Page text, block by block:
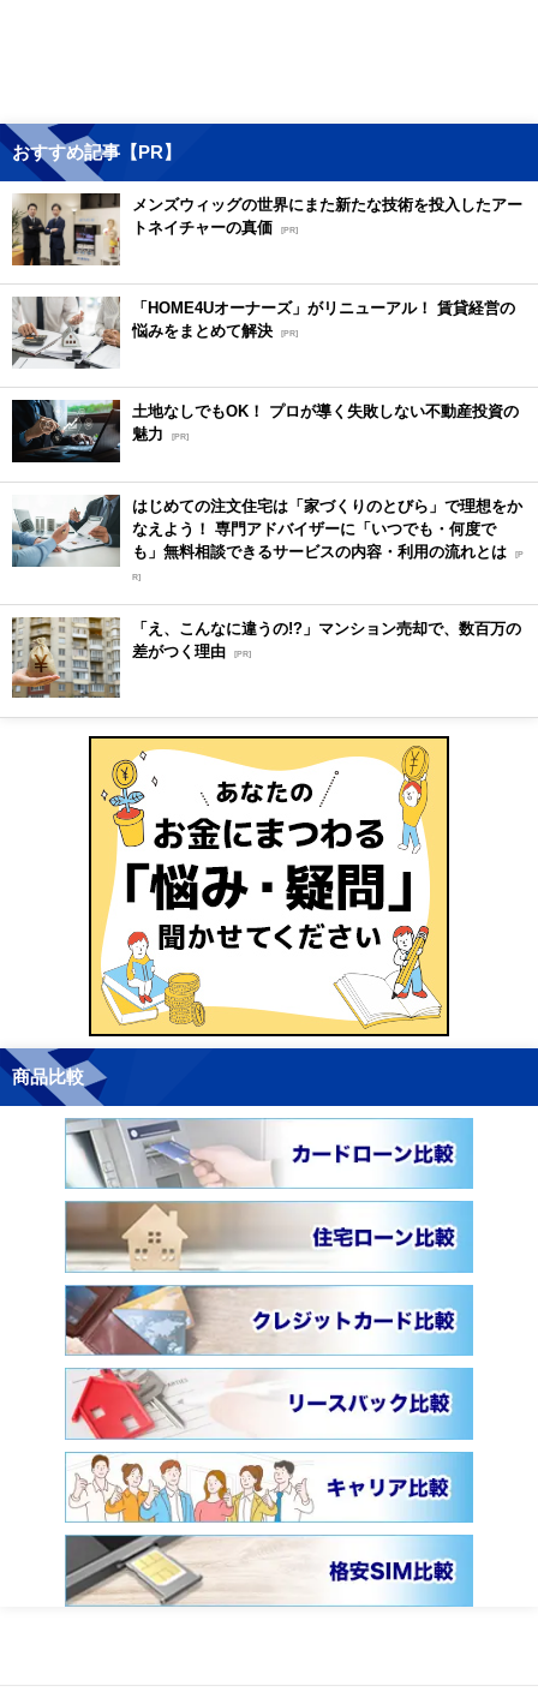
おすすめ記事【PR】
メンズウィッグの世界にまた新たな技術を投入したアー
トネイチャーの真価 [PR]
「HOME4Uオーナーズ」がリニューアル！ 賃貸経営の
悩みをまとめて解決 [PR]
土地なしでもOK！ プロが導く失敗しない不動産投資の
魅力
[PR]
はじめての注文住宅は「家づくりのとびら」で理想をか
なえよう！ 専門アドバイザーに「いつでも・何度で
も」無料相談できるサービスの内容・利用の流れとは [P
R]
「え、こんなに違うの!?」マンション売却で、数百万の
差がつく理由 [PR]
商品比較